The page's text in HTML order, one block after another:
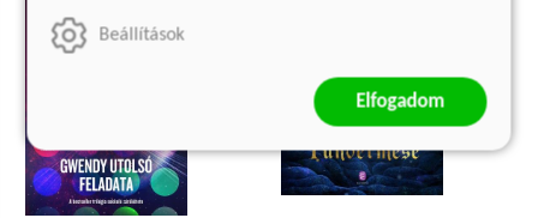
Beállítások
Elfogadom